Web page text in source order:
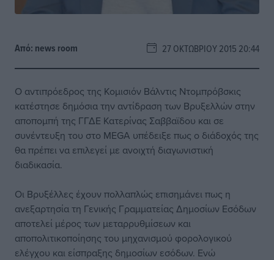
Από: news room 27 ΟΚΤΩΒΡΊΟΥ 2015 20:44
Ο αντιπρόεδρος της Κομισιόν Βάλντις Ντομπρόβσκις
κατέστησε δημόσια την αντίδραση των Βρυξελλών στην
αποπομπή της ΓΓΔΕ Κατερίνας Σαββαϊδου και σε
συνέντευξη του στο ΜΕGA υπέδειξε πως ο διάδοχός της
θα πρέπει να επιλεγεί με ανοιχτή διαγωνιστική
διαδικασία.
Οι Βρυξέλλες έχουν πολλαπλώς επισημάνει πως η
ανεξαρτησία τη Γενικής Γραμματείας Δημοσίων Εσόδων
αποτελεί μέρος των μεταρρυθμίσεων και
αποπολιτικοποίησης του μηχανισμού φορολογικού
ελέγχου και είσπραξης δημοσίων εσόδων. Ενώ